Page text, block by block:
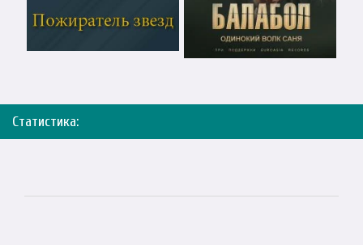
Статистика: